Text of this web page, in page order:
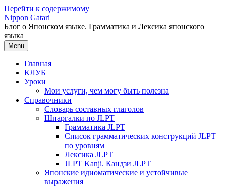
Перейти к содержимому
Nippon Gatari
Блог о Японском языке. Грамматика и Лексика японского
языка
Menu
Главная
КЛУБ
Уроки
Мои услуги, чем могу быть полезна
Справочники
Словарь составных глаголов
Шпаргалки по JLPT
Грамматика JLPT
Список грамматических конструкций JLPT
по уровням
Лексика JLPT
JLPT Kanji. Кандзи JLPT
Японские идиоматические и устойчивые
выражения